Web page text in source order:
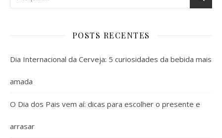
POSTS RECENTES
Dia Internacional da Cerveja: 5 curiosidades da bebida mais
amada
O Dia dos Pais vem aí: dicas para escolher o presente e
arrasar